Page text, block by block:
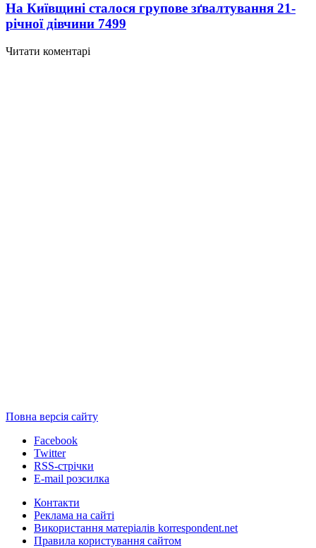
На Київщині сталося групове зґвалтування 21-
річної дівчини 7499
Читати коментарі
Повна версія сайту
Facebook
Twitter
RSS-стрічки
E-mail розсилка
Контакти
Реклама на сайті
Використання матеріалів korrespondent.net
Правила користування сайтом